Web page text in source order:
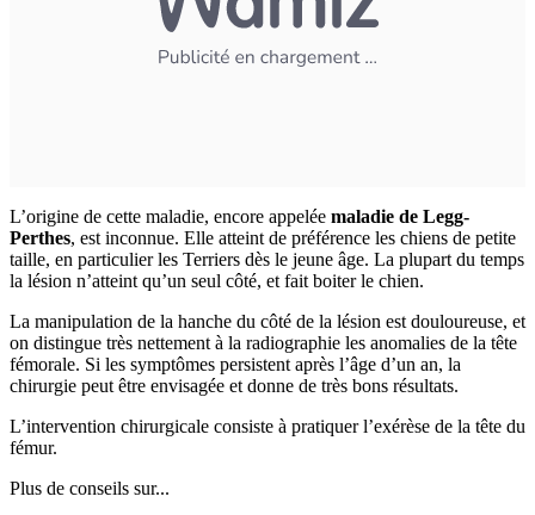
L’origine de cette maladie, encore appelée maladie de Legg-
Perthes, est inconnue. Elle atteint de préférence les chiens de petite
taille, en particulier les Terriers dès le jeune âge. La plupart du temps
la lésion n’atteint qu’un seul côté, et fait boiter le chien.
La manipulation de la hanche du côté de la lésion est douloureuse, et
on distingue très nettement à la radiographie les anomalies de la tête
fémorale. Si les symptômes persistent après l’âge d’un an, la
chirurgie peut être envisagée et donne de très bons résultats.
L’intervention chirurgicale consiste à pratiquer l’exérèse de la tête du
fémur.
Plus de conseils sur...